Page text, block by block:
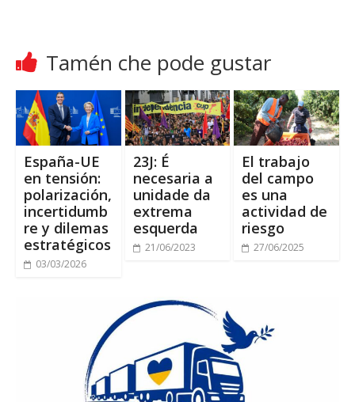
Tamén che pode gustar
España-UE
en tensión:
polarización,
incertidumb
re y dilemas
estratégicos
03/03/2026
23J: É
necesaria a
unidade da
extrema
esquerda
21/06/2023
El trabajo
del campo
es una
actividad de
riesgo
27/06/2025